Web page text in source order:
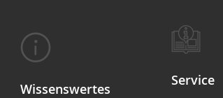
Wissenswertes
Service